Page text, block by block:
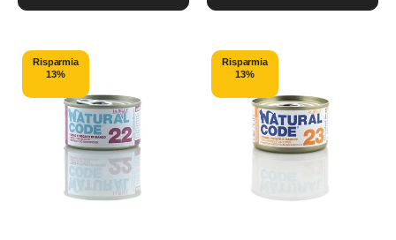
Risparmia
13%
Risparmia
13%